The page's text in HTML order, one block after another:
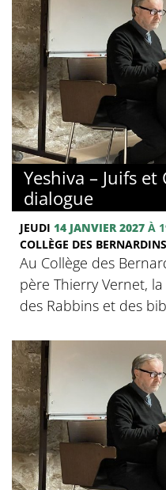
Yeshiva – Juifs
dialogue
JEUDI 14 JANVIER 2027 À
COLLÈGE DES BERNARDINS
Au Collège des
père Thierry Vernet,
des Rabbins et des